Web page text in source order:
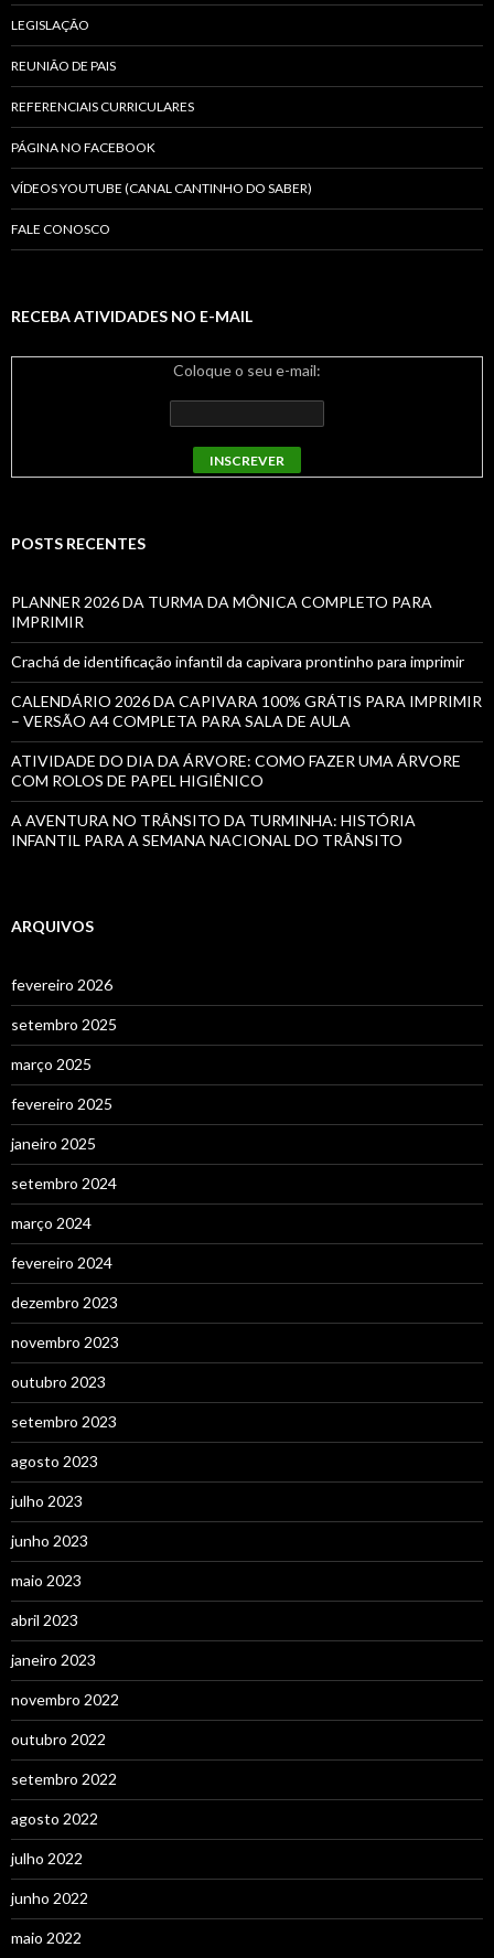
LEGISLAÇÃO
REUNIÃO DE PAIS
REFERENCIAIS CURRICULARES
PÁGINA NO FACEBOOK
VÍDEOS YOUTUBE (CANAL CANTINHO DO SABER)
FALE CONOSCO
RECEBA ATIVIDADES NO E-MAIL
Coloque o seu e-mail:
POSTS RECENTES
PLANNER 2026 DA TURMA DA MÔNICA COMPLETO PARA
IMPRIMIR
Crachá de identificação infantil da capivara prontinho para imprimir
CALENDÁRIO 2026 DA CAPIVARA 100% GRÁTIS PARA IMPRIMIR
– VERSÃO A4 COMPLETA PARA SALA DE AULA
ATIVIDADE DO DIA DA ÁRVORE: COMO FAZER UMA ÁRVORE
COM ROLOS DE PAPEL HIGIÊNICO
A AVENTURA NO TRÂNSITO DA TURMINHA: HISTÓRIA
INFANTIL PARA A SEMANA NACIONAL DO TRÂNSITO
ARQUIVOS
fevereiro 2026
setembro 2025
março 2025
fevereiro 2025
janeiro 2025
setembro 2024
março 2024
fevereiro 2024
dezembro 2023
novembro 2023
outubro 2023
setembro 2023
agosto 2023
julho 2023
junho 2023
maio 2023
abril 2023
janeiro 2023
novembro 2022
outubro 2022
setembro 2022
agosto 2022
julho 2022
junho 2022
maio 2022